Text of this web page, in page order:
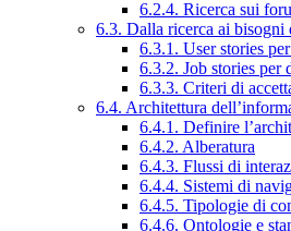
6.2.4. Ricerca sui
6.3. Dalla ricerca ai bisogni
6.3.1. User stories
6.3.2. Job stories per
6.3.3. Criteri di
6.4. Architettura
6.4.1. Definire
6.4.2. Alberatura
6.4.3. Flussi di
6.4.4. Sistemi di
6.4.5. Tipologie di
6.4.6. Ontologie e